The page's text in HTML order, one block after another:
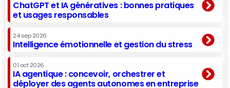
ChatGPT et IA génératives : bonnes pratiques
et usages responsables
24 sep 2026
Intelligence émotionnelle et gestion du stress
01 oct 2026
IA agentique : concevoir, orchestrer et
déployer des agents autonomes en entreprise